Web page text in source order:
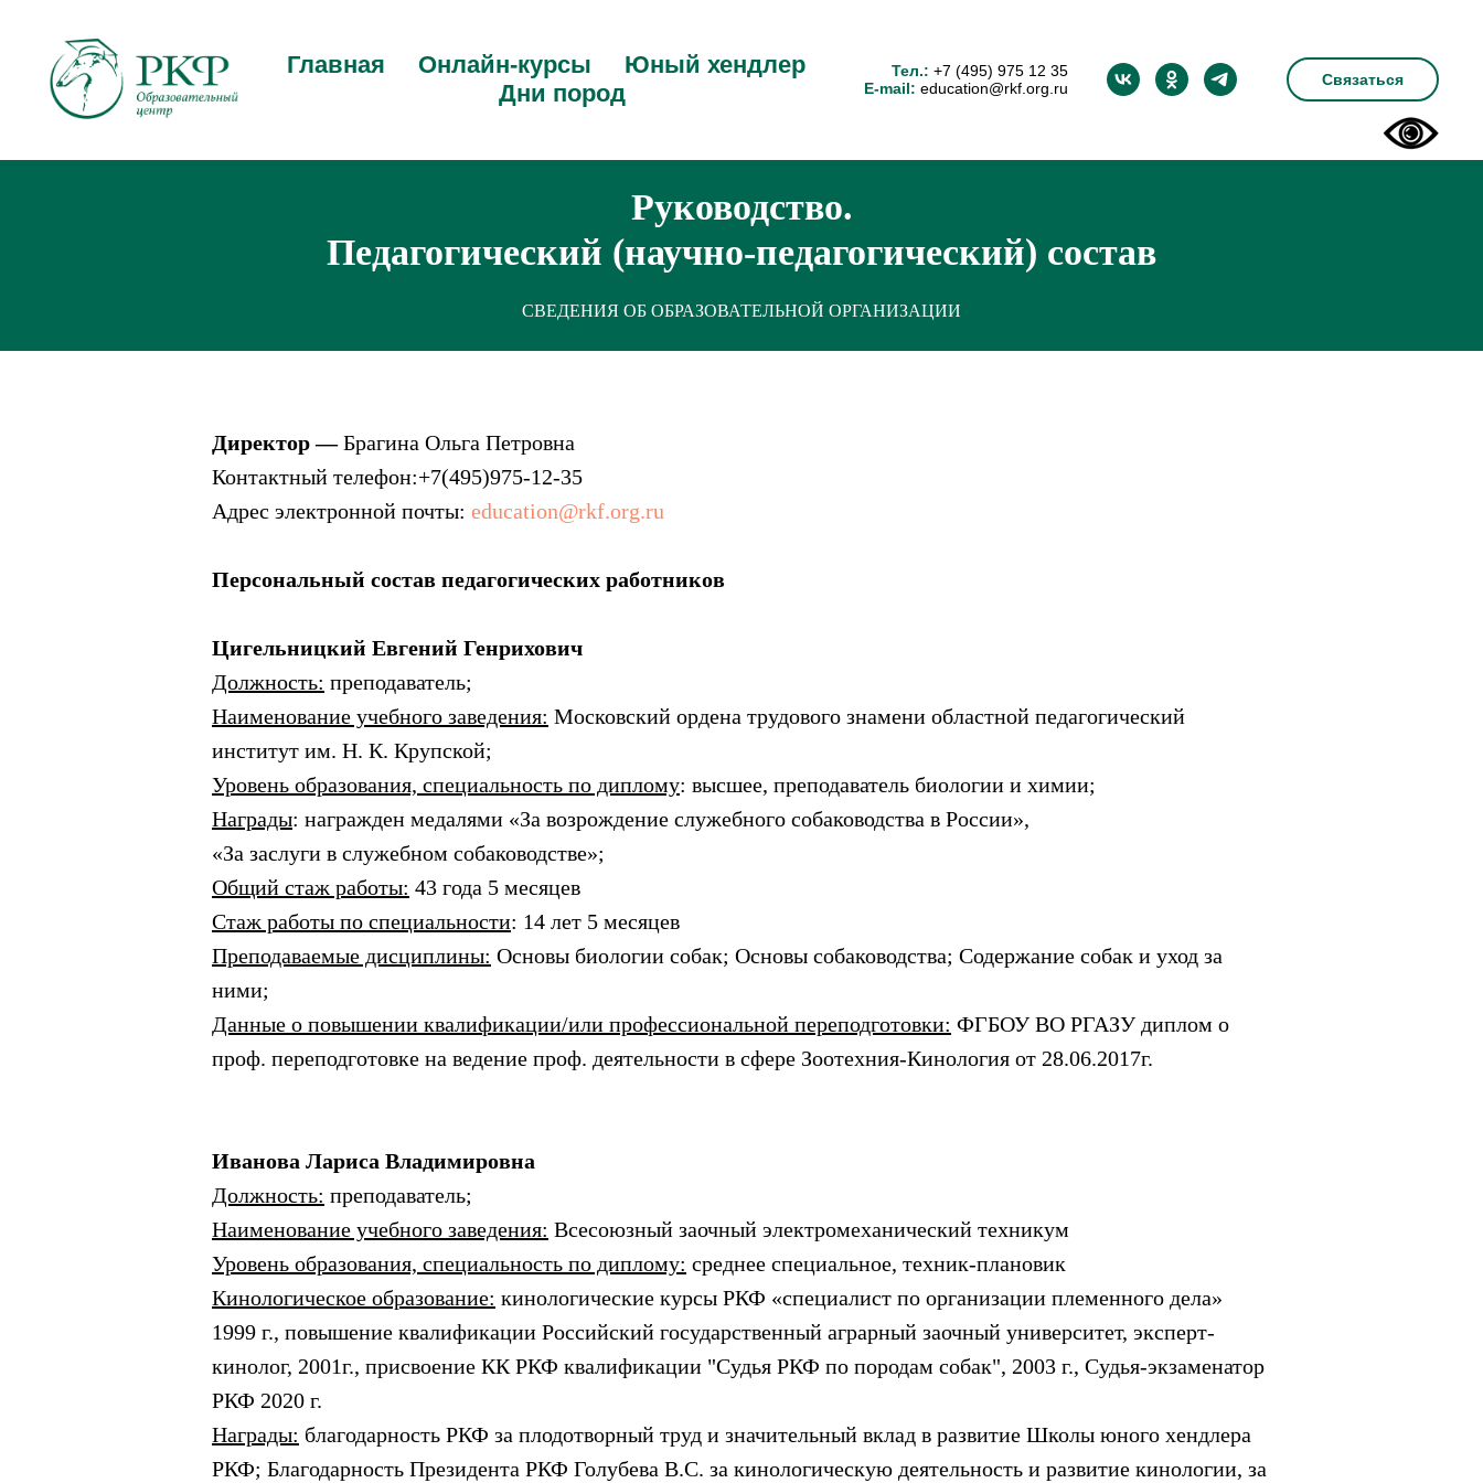
Главная Онлайн-курсы
Юный хендлер
Дни пород
Тел.: +7 (495) 975 12 35
E-mail: education@rkf.org.ru Связаться
Руководство.
Педагогический (научно-педагогический) состав
СВЕДЕНИЯ ОБ ОБРАЗОВАТЕЛЬНОЙ ОРГАНИЗАЦИИ
Директор —Брагина Ольга Петровна
Контактный телефон:+7(495)975-12-35
Адрес электронной почты: education@rkf.org.ru
Персональный состав педагогических работников
Цигельницкий Евгений Генрихович
Должность: преподаватель;
Наименование учебного заведения: Московский ордена трудового знамени областной педагогический
институт им. Н. К. Крупской;
Уровень образования, специальность по диплому: высшее, преподаватель биологии и химии;
Награды: награжден медалями «За возрождение служебного собаководства в России»,
«За заслуги в служебном собаководстве»;
Общий стаж работы: 43 года 5 месяцев
Стаж работы по специальности: 14 лет 5 месяцев
Преподаваемые дисциплины: Основы биологии собак; Основы собаководства; Содержание собак и уход за
ними;
Данные о повышении квалификации/или профессиональной переподготовки: ФГБОУ ВО РГАЗУ диплом о
проф. переподготовке на ведение проф. деятельности в сфере Зоотехния-Кинология от 28.06.2017г.
Иванова Лариса Владимировна
Должность: преподаватель;
Наименование учебного заведения: Всесоюзный заочный электромеханический техникум
Уровень образования, специальность по диплому: среднее специальное, техник-плановик
Кинологическое образование: кинологические курсы РКФ «специалист по организации племенного дела»
1999 г., повышение квалификации Российский государственный аграрный заочный университет, эксперт-
кинолог, 2001г., присвоение КК РКФ квалификации "Судья РКФ по породам собак", 2003 г., Судья-экзаменатор
РКФ 2020 г.
Награды: благодарность РКФ за плодотворный труд и значительный вклад в развитие Школы юного хендлера
РКФ; Благодарность Президента РКФ Голубева В.С. за кинологическую деятельность и развитие кинологии, за